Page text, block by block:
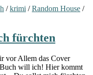
/krimi /Random House /
fürchten
vor Allem das Cover
Buch will ich! Hier kommt